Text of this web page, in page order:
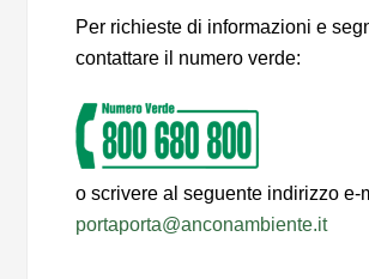
Per richieste di informazioni e
contattare il numero verde:
o scrivere al seguente indirizzo e-
portaporta@anconambiente.it